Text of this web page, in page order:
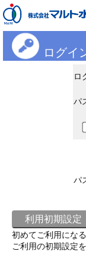
ログイ
ロ
パ
パ
初めてご利用にな
ご利用の初期設定